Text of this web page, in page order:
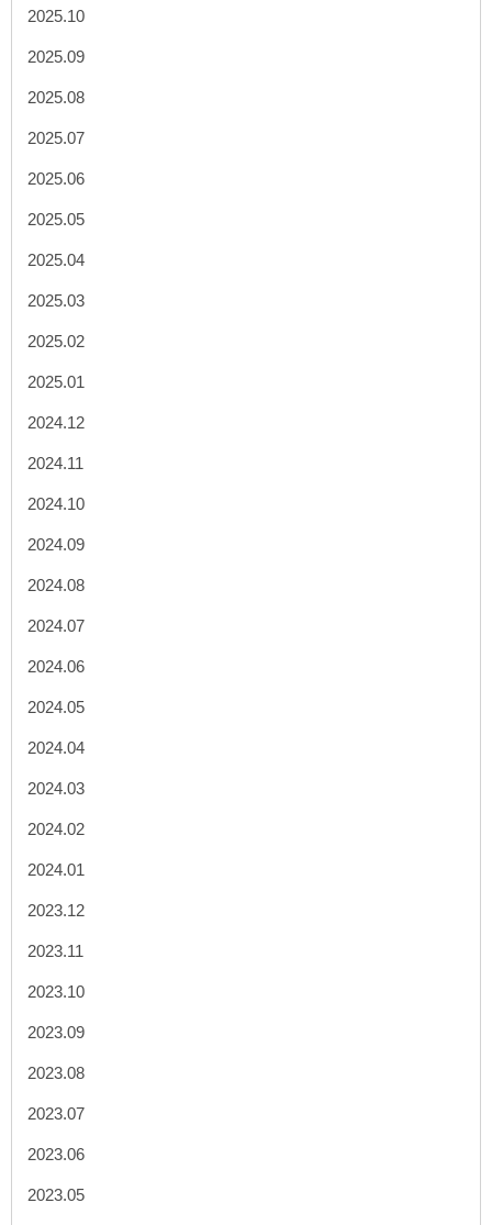
2025.10
2025.09
2025.08
2025.07
2025.06
2025.05
2025.04
2025.03
2025.02
2025.01
2024.12
2024.11
2024.10
2024.09
2024.08
2024.07
2024.06
2024.05
2024.04
2024.03
2024.02
2024.01
2023.12
2023.11
2023.10
2023.09
2023.08
2023.07
2023.06
2023.05